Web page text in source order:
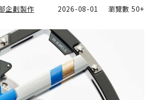
企劃製作 2026-08-01 瀏覽數 50+